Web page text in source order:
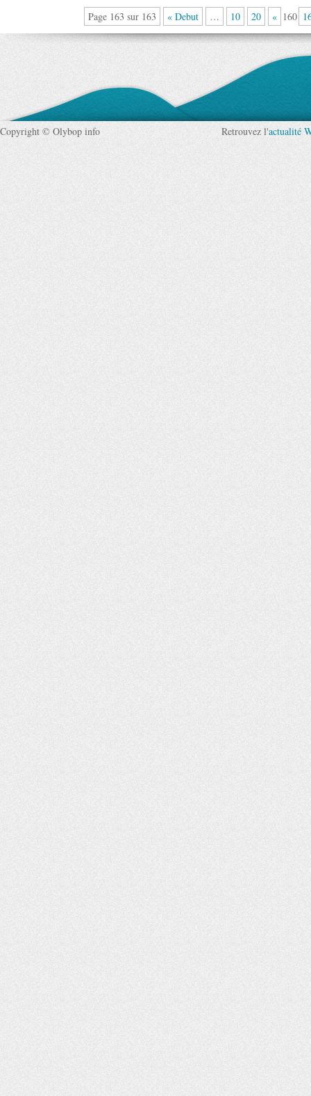
Page 163 sur 163 « Debut … 10 20 « 160
Copyright © Olybop info Retrouvez l'actualité